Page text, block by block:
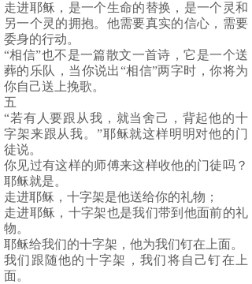
走进耶稣，是一个生命的替换，是一个灵和
另一个灵的拥抱。他需要真实的信心，需要
委身的行动。
“相信”也不是一篇散文一首诗，它是一个送
葬的乐队，当你说出“相信”两字时，你将为
你自己送上挽歌。
五
“若有人要跟从我，就当舍己，背起他的十
字架来跟从我。”耶稣就这样明明对他的门
徒说。
你见过有这样的师傅来这样收他的门徒吗？
耶稣就是。
走进耶稣，十字架是他送给你的礼物；
走进耶稣，十字架也是我们带到他面前的礼
物。
耶稣给我们的十字架，他为我们钉在上面。
我们跟随他的十字架，我们将自己钉在上
面。